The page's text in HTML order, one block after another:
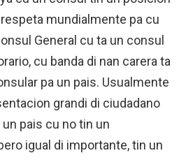
mundialmente pa cu
General cu ta un consul
cu banda di nan carera ta
pa un pais. Usualmente
grandi di ciudadano
pais cu no tin un
igual di importante, tin un